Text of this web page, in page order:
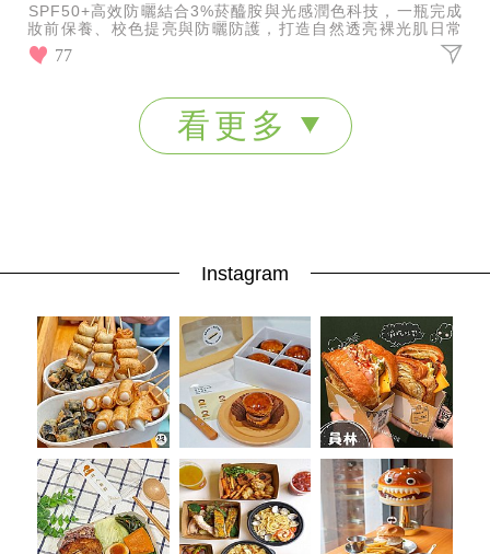
SPF50+高效防曬結合3%菸醯胺與光感潤色科技，一瓶完成
妝前保養、校色提亮與防曬防護，打造自然透亮裸光肌日常
通勤輕鬆使用感受清爽不黏膩推薦。
77
看更多
Instagram